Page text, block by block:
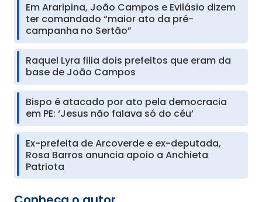
Em Araripina, João Campos e Evilásio dizem
ter comandado “maior ato da pré-
campanha no Sertão”
Raquel Lyra filia dois prefeitos que eram da
base de João Campos
Bispo é atacado por ato pela democracia
em PE: ‘Jesus não falava só do céu’
Ex-prefeita de Arcoverde e ex-deputada,
Rosa Barros anuncia apoio a Anchieta
Patriota